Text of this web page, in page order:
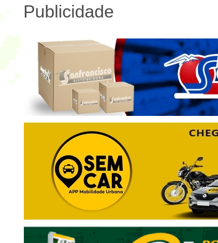
Publicidade